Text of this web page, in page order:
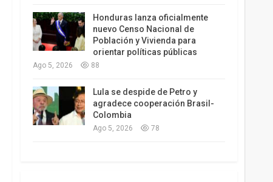
Honduras lanza oficialmente
nuevo Censo Nacional de
Población y Vivienda para
orientar políticas públicas
Ago 5, 2026 88
Lula se despide de Petro y
agradece cooperación Brasil-
Colombia
Ago 5, 2026 78